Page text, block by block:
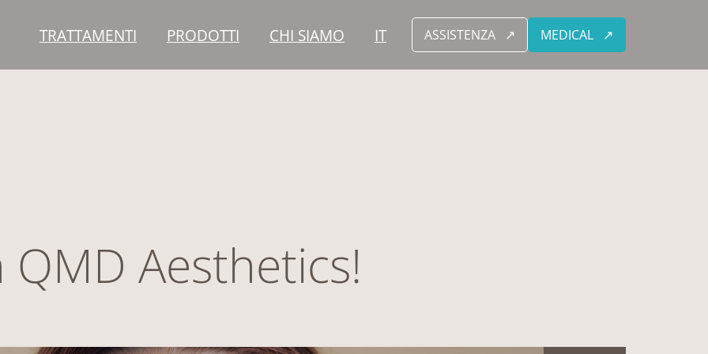
TRATTAMENTI PRODOTTI CHI SIAMO IT ASSISTENZA MEDICAL
Aesthetics!